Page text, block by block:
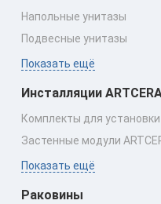
Напольные унитазы
Подвесные унитазы
Показать ещё
Инсталляции
Комплекты для
Застенные модули
Показать ещё
Раковины